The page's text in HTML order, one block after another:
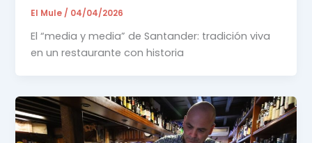
El Mule / 04/04/2026
El “media y media” de Santander: tradición viva
en un restaurante con historia